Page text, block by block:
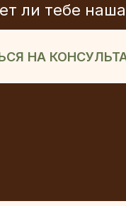
ли тебе
НА